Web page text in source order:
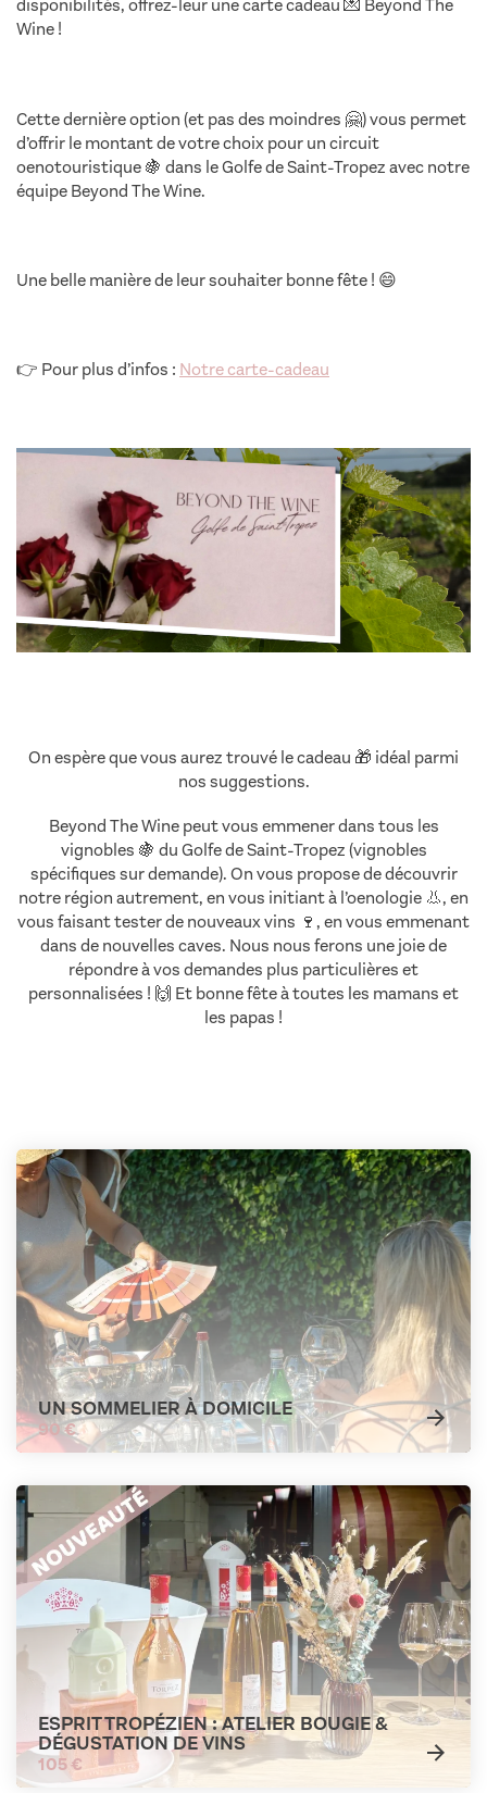
disponibilités, offrez-leur une carte cadeau 💌 Beyond The
Wine !
Cette dernière option (et pas des moindres 🤗) vous permet
d’offrir le montant de votre choix pour un circuit
oenotouristique 🍇 dans le Golfe de Saint-Tropez avec notre
équipe Beyond The Wine.
Une belle manière de leur souhaiter bonne fête ! 😄
👉 Pour plus d’infos : Notre carte-cadeau
On espère que vous aurez trouvé le cadeau 🎁 idéal parmi
nos suggestions.
Beyond The Wine peut vous emmener dans tous les
vignobles 🍇 du Golfe de Saint-Tropez (vignobles
spécifiques sur demande). On vous propose de découvrir
notre région autrement, en vous initiant à l’oenologie 👃, en
vous faisant tester de nouveaux vins 🍷, en vous emmenant
dans de nouvelles caves. Nous nous ferons une joie de
répondre à vos demandes plus particulières et
personnalisées ! 🙌 Et bonne fête à toutes les mamans et
les papas !
UN SOMMELIER À DOMICILE
90 €
ESPRIT TROPÉZIEN : ATELIER BOUGIE &
DÉGUSTATION DE VINS
105 €